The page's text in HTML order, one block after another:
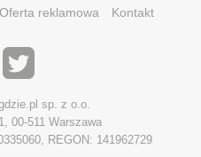
Oferta reklamowa Kontakt
sp. z o.o.
00-511 Warszawa
REGON: 141962729